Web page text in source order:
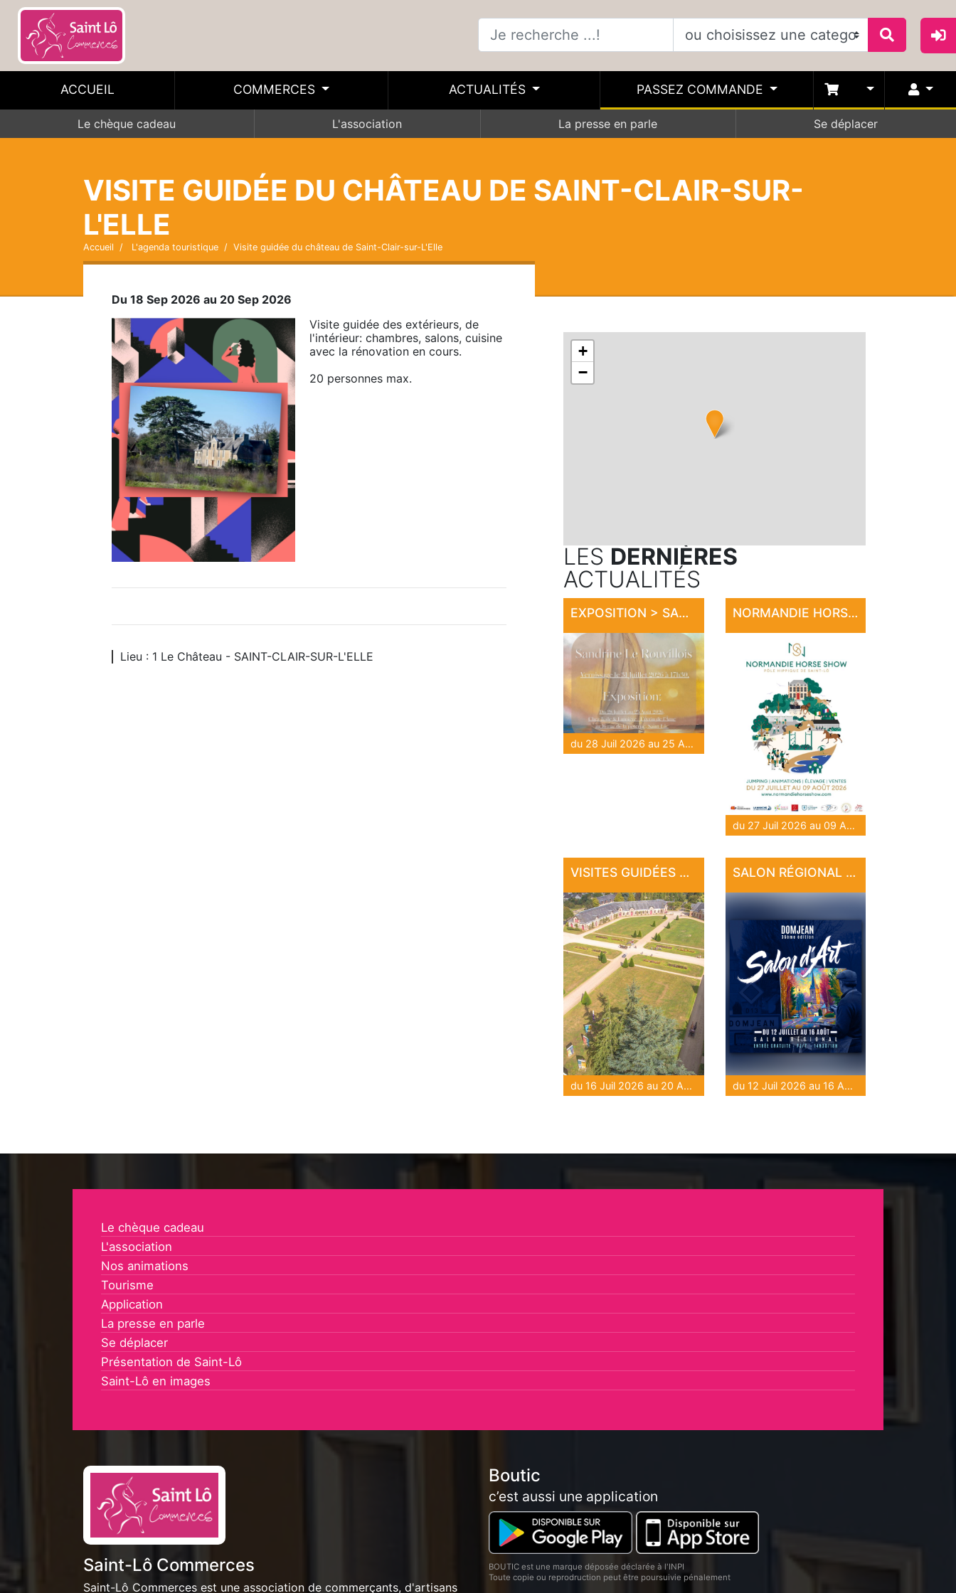
ACCUEIL COMMERCES ACTUALITÉS PASSEZ COMMANDE
Le chèque cadeau L'association La presse en parle Se déplacer
VISITE GUIDÉE DU CHÂTEAU DE SAINT-CLAIR-SUR-
L'ELLE
Accueil L'agenda touristique Visite guidée du château de Saint-Clair-sur-L'Elle
Du 18 Sep 2026 au 20 Sep 2026
Visite guidée des extérieurs, de
l'intérieur: chambres, salons, cuisine
avec la rénovation en cours.
20 personnes max.
Lieu : 1 Le Château - SAINT-CLAIR-SUR-L'ELLE
+
−
LES DERNIÈRES
ACTUALITÉS
EXPOSITION > SANDRINE LE ROUVILLOIS
du 28 Juil 2026 au 25 Août 2026
NORMANDIE HORSE SHOW 2026
du 27 Juil 2026 au 09 Août 2026
VISITES GUIDÉES AU HARAS NATIONAL
du 16 Juil 2026 au 20 Août 2026
SALON RÉGIONAL D'ART DE DOMJEAN
du 12 Juil 2026 au 16 Août 2026
Le chèque cadeau
L'association
Nos animations
Tourisme
Application
La presse en parle
Se déplacer
Présentation de Saint-Lô
Saint-Lô en images
Saint-Lô Commerces
Saint-Lô Commerces est une association de commerçants, d'artisans
Boutic
c’est aussi une application
BOUTIC est une marque déposée déclarée à l'INPI
Toute copie ou reprodruction peut être poursuivie pénalement